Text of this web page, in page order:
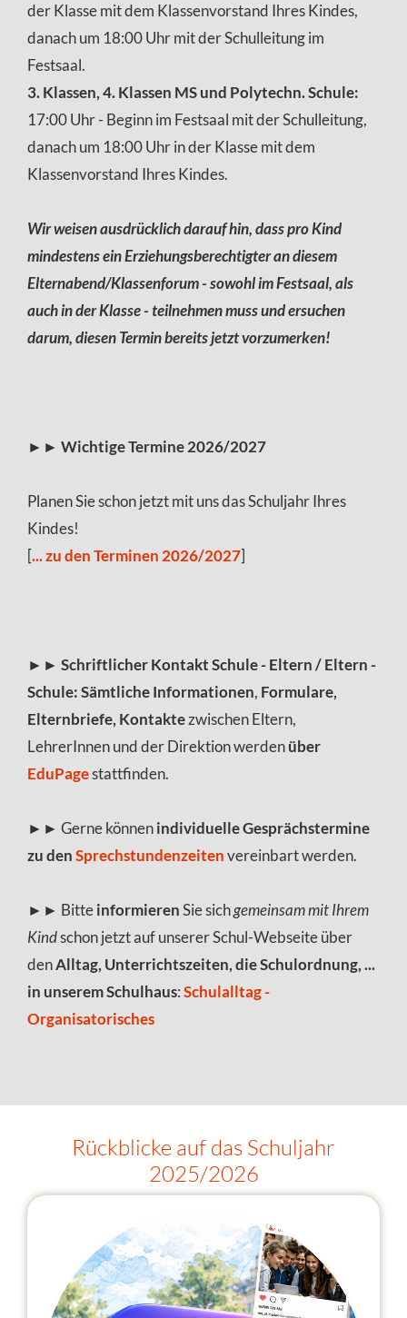
der Klasse mit dem Klassenvorstand Ihres Kindes,
danach um 18:00 Uhr mit der Schulleitung im
Festsaal.
3. Klassen, 4. Klassen MS und Polytechn. Schule:
17:00 Uhr - Beginn im Festsaal mit der Schulleitung,
danach um 18:00 Uhr in der Klasse mit dem
Klassenvorstand Ihres Kindes.
Wir weisen ausdrücklich darauf hin, dass pro Kind
mindestens ein Erziehungsberechtigter an diesem
Elternabend/Klassenforum - sowohl im Festsaal, als
auch in der Klasse - teilnehmen muss und ersuchen
darum, diesen Termin bereits jetzt vorzumerken!
►► Wichtige Termine 2026/2027
Planen Sie schon jetzt mit uns das Schuljahr Ihres
Kindes!
[... zu den Terminen 2026/2027]
►► SchriftlicherKontakt Schule - Eltern / Eltern -
Schule:Sämtliche Informationen, Formulare,
Elternbriefe, Kontaktezwischen Eltern,
LehrerInnen und der Direktion werdenüber
EduPagestattfinden.
►► Gerne könnenindividuelle Gesprächstermine
zu denSprechstundenzeitenvereinbart werden.
►► BitteinformierenSie sichgemeinsam mit Ihrem
Kindschon jetzt auf unserer Schul-Webseite über
denAlltag, Unterrichtszeiten, die Schulordnung, ...
in unserem Schulhaus:Schulalltag -
Organisatorisches
Rückblicke auf das Schuljahr
2025/2026